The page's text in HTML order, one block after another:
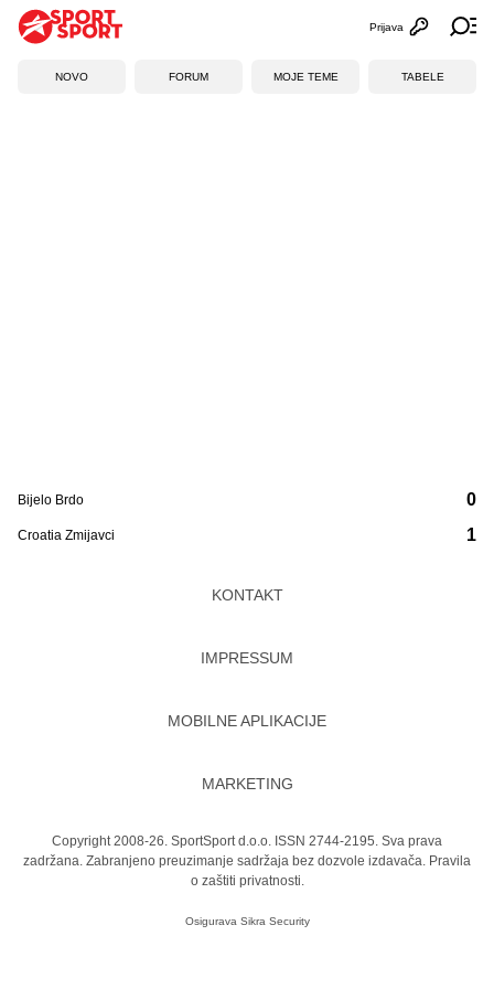
Otvori
Prijava
NOVO FORUM MOJE TEME TABELE
Bijelo Brdo
Croatia Zmijavci
0
1
KONTAKT
IMPRESSUM
MOBILNE APLIKACIJE
MARKETING
Copyright 2008-26. SportSport d.o.o. ISSN 2744-2195. Sva prava
zadržana. Zabranjeno preuzimanje sadržaja bez dozvole izdavača. Pravila
o zaštiti privatnosti.
Osigurava Sikra Security